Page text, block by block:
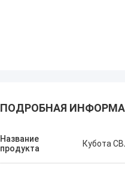
ПОДРОБНАЯ
Название
продукта
Кубота